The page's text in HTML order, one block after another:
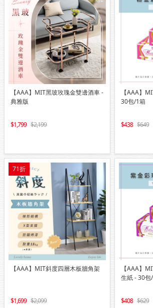
【AAA】MIT黑玻玫瑰金雙邊酒車 -
典雅版
1,799 2,199
【AAA】
30包/1箱
438 649
71折
【AAA】MIT斜度四層木板牆角架
1,699 2,099
【AAA】
生紙 - 30包
408 629